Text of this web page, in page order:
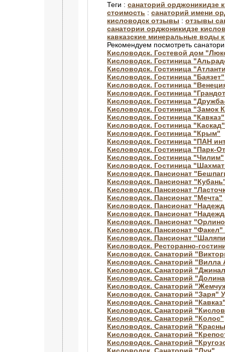
Теги : санаторий орджоникидзе
стоимость : санаторий имени
кисловодск отзывы : отзывы
санатории орджоникидзе
кавказские минеральные воды
Рекомендуем посмотреть
Кисловодск. Гостевой дом
Кисловодск. Гостиница
Кисловодск. Гостиница
Кисловодск. Гостиница "Баязет"
Кисловодск. Гостиница
Кисловодск. Гостиница
Кисловодск. Гостиница
Кисловодск. Гостиница "Замок
Кисловодск. Гостиница "Кавказ"
Кисловодск. Гостиница "Каскад"
Кисловодск. Гостиница "Крым"
Кисловодск. Гостиница "ПАН
Кисловодск. Гостиница "Парк-
Кисловодск. Гостиница "Чилим"
Кисловодск. Гостиница
Кисловодск. Пансионат
Кисловодск. Пансионат
Кисловодск. Пансионат
Кисловодск. Пансионат "Мечта"
Кисловодск. Пансионат
Кисловодск. Пансионат
Кисловодск. Пансионат
Кисловодск. Пансионат
Кисловодск. Пансионат
Кисловодск. Ресторанно-
Кисловодск. Санаторий
Кисловодск. Санаторий "Вилла
Кисловодск. Санаторий
Кисловодск. Санаторий
Кисловодск. Санаторий
Кисловодск. Санаторий "Заря"
Кисловодск. Санаторий
Кисловодск. Санаторий
Кисловодск. Санаторий "Колос"
Кисловодск. Санаторий
Кисловодск. Санаторий
Кисловодск. Санаторий